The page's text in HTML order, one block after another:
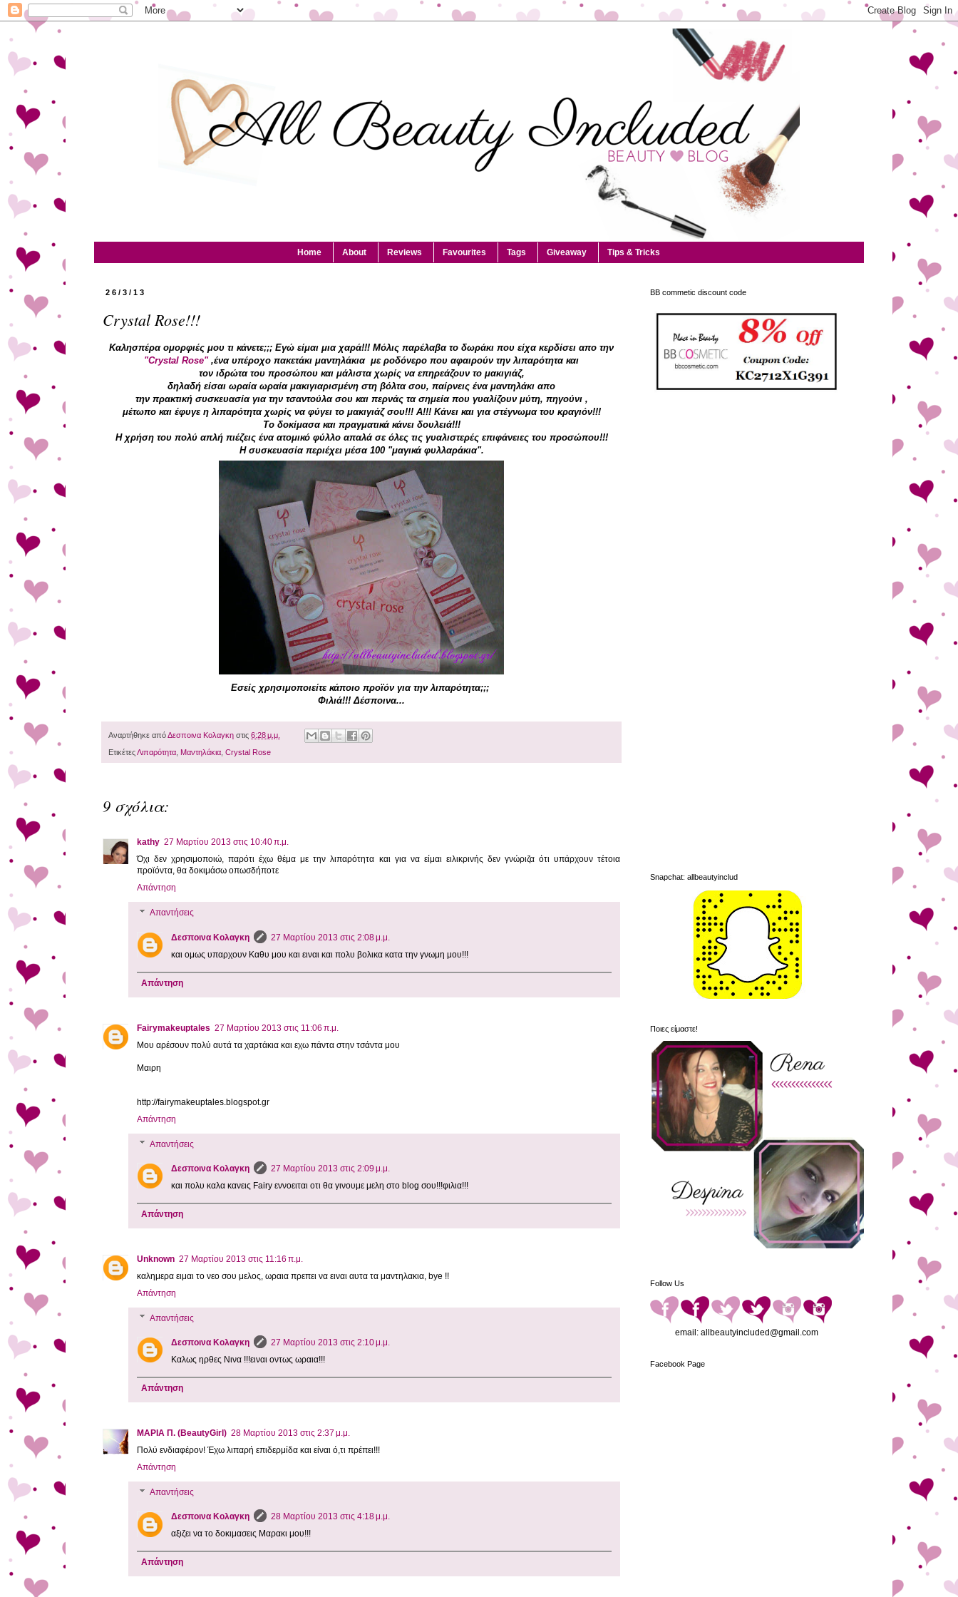
Home About Reviews Favourites Tags Giveaway Tips & Tricks
26/3/13
Crystal Rose!!!
Καλησπέρα ομορφιές μου τι κάνετε;;; Εγώ είμαι μια χαρά!!! Μόλις παρέλαβα το δωράκι που είχα κερδίσει απο την
"Crystal Rose",ένα υπέροχο πακετάκι μαντηλάκια με ροδόνερο που αφαιρούν την λιπαρότητα και
τον ιδρώτα του προσώπου και μάλιστα χωρίς να επηρεάζουν το μακιγιάζ,
δηλαδή είσαι ωραία ωραία μακιγιαρισμένη στη βόλτα σου, παίρνεις ένα μαντηλάκι απο
την πρακτική συσκευασία για την τσαντούλα σου και περνάς τα σημεία που γυαλίζουν μύτη, πηγούνι ,
μέτωπο και έφυγε η λιπαρότητα χωρίς να φύγει το μακιγιάζ σου!!! Α!!! Κάνει και για στέγνωμα του κραγιόν!!!
Το δοκίμασα και πραγματικά κάνει δουλειά!!!
Η χρήση του πολύ απλή πιέζεις ένα ατομικό φύλλο απαλά σε όλες τις γυαλιστερές επιφάνειες του προσώπου!!!
Η συσκευασία περιέχει μέσα 100 "μαγικά φυλλαράκια".
Εσείς χρησιμοποιείτε κάποιο προϊόν για την λιπαρότητα;;;
Φιλιά!!! Δέσποινα...
Αναρτήθηκε απόΔεσποινα Κολαγκη στις 6:28 μ.μ.
ΕτικέτεςΛιπαρότητα, Μαντηλάκια, Crystal Rose
9 σχόλια:
kathy 27 Μαρτίου 2013 στις 10:40 π.μ.
Όχι δεν χρησιμοποιώ, παρότι έχω θέμα με την λιπαρότητα και για να είμαι ειλικρινής δεν γνώριζα ότι υπάρχουν τέτοια
προϊόντα, θα δοκιμάσω οπωσδήποτε
Απάντηση
Απαντήσεις
Δεσποινα Κολαγκη
27 Μαρτίου 2013 στις 2:08 μ.μ.
και ομως υπαρχουν Καθυ μου και ειναι και πολυ βολικα κατα την γνωμη μου!!!
Απάντηση
Fairymakeuptales 27 Μαρτίου 2013 στις 11:06 π.μ.
Μου αρέσουν πολύ αυτά τα χαρτάκια και εχω πάντα στην τσάντα μου
Μαιρη
http://fairymakeuptales.blogspot.gr
Απάντηση
Απαντήσεις
Δεσποινα Κολαγκη
27 Μαρτίου 2013 στις 2:09 μ.μ.
και πολυ καλα κανεις Fairy εννοειται οτι θα γινουμε μελη στο blog σου!!!φιλια!!!
Απάντηση
Unknown 27 Μαρτίου 2013 στις 11:16 π.μ.
καλημερα ειμαι το νεο σου μελος, ωραια πρεπει να ειναι αυτα τα μαντηλακια, bye !!
Απάντηση
Απαντήσεις
Δεσποινα Κολαγκη
27 Μαρτίου 2013 στις 2:10 μ.μ.
Καλως ηρθες Νινα !!!ειναι οντως ωραια!!!
Απάντηση
ΜΑΡΙΑ Π. (BeautyGirl) 28 Μαρτίου 2013 στις 2:37 μ.μ.
Πολύ ενδιαφέρον! Έχω λιπαρή επιδερμίδα και είναι ό,τι πρέπει!!!
Απάντηση
Απαντήσεις
Δεσποινα Κολαγκη
28 Μαρτίου 2013 στις 4:18 μ.μ.
αξιζει να το δοκιμασεις Μαρακι μου!!!
Απάντηση
BB commetic discount code
Snapchat: allbeautyinclud
Ποιες είμαστε!
Follow Us
email: allbeautyincluded@gmail.com
Facebook Page